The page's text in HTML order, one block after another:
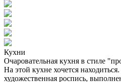
Кухни
Очаровательная кухня в стиле
На этой кухне хочется
художественная роспись,